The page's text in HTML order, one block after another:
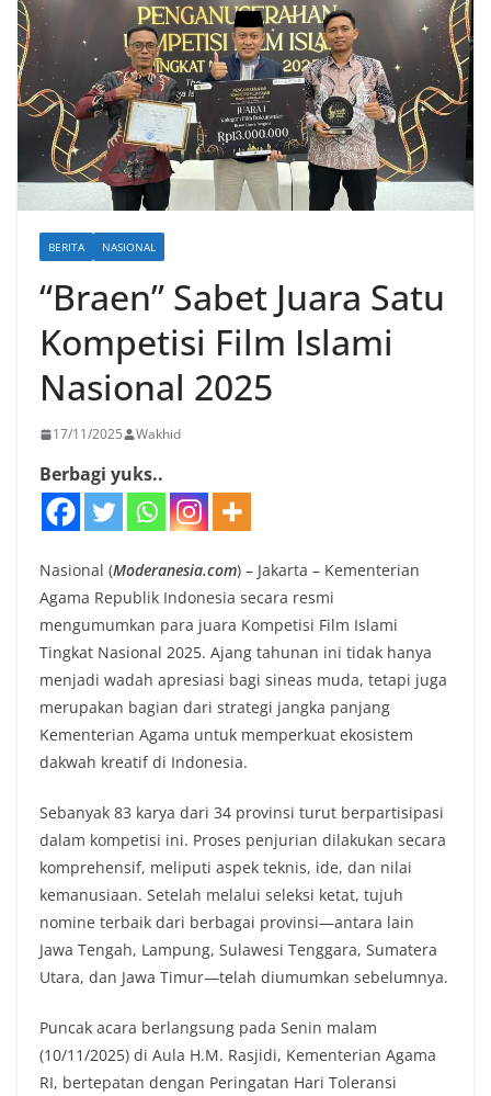
BERITA NASIONAL
“Braen” Sabet Juara Satu
Kompetisi Film Islami
Nasional 2025
17/11/2025 Wakhid
Berbagi yuks..
Nasional (Moderanesia.com) – Jakarta – Kementerian
Agama Republik Indonesia secara resmi
mengumumkan para juara Kompetisi Film Islami
Tingkat Nasional 2025. Ajang tahunan ini tidak hanya
menjadi wadah apresiasi bagi sineas muda, tetapi juga
merupakan bagian dari strategi jangka panjang
Kementerian Agama untuk memperkuat ekosistem
dakwah kreatif di Indonesia.
Sebanyak 83 karya dari 34 provinsi turut berpartisipasi
dalam kompetisi ini. Proses penjurian dilakukan secara
komprehensif, meliputi aspek teknis, ide, dan nilai
kemanusiaan. Setelah melalui seleksi ketat, tujuh
nomine terbaik dari berbagai provinsi—antara lain
Jawa Tengah, Lampung, Sulawesi Tenggara, Sumatera
Utara, dan Jawa Timur—telah diumumkan sebelumnya.
Puncak acara berlangsung pada Senin malam
(10/11/2025) di Aula H.M. Rasjidi, Kementerian Agama
RI, bertepatan dengan Peringatan Hari Toleransi